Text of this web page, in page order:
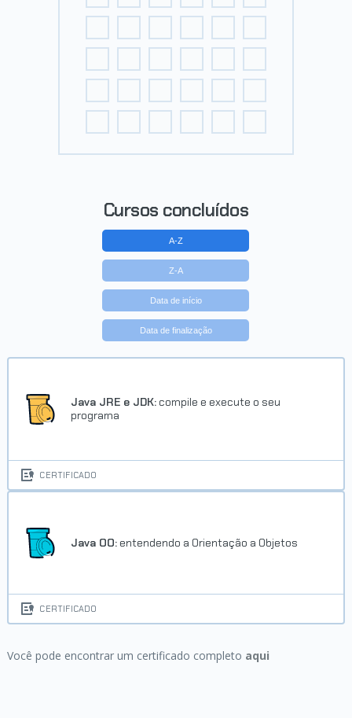
Cursos concluídos
A-Z
Z-A
Data de início
Data de finalização
Java JRE e JDK: compile e execute o seu
programa
CERTIFICADO
Java OO: entendendo a Orientação a Objetos
CERTIFICADO
Você pode encontrar um certificado completo aqui